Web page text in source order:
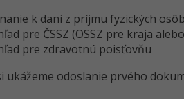
k dani z príjmu fyzických
pre ČSSZ (OSSZ pre kraja
pre zdravotnú poisťovňu
ukážeme odoslanie prvého